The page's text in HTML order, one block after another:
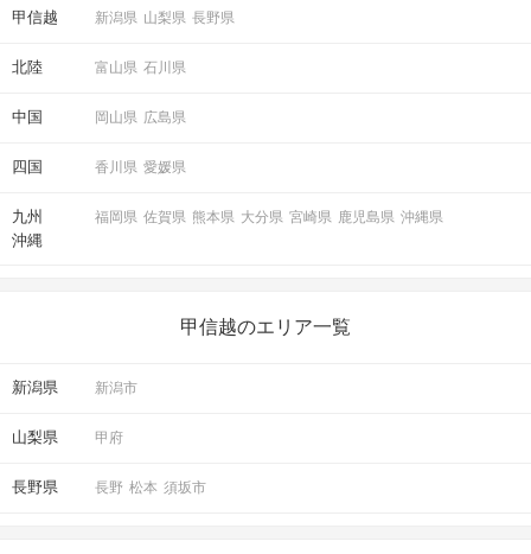
甲信越 新潟県 山梨県 長野県
北陸 富山県 石川県
中国 岡山県 広島県
四国 香川県 愛媛県
九州
沖縄
福岡県 佐賀県 熊本県 大分県 宮崎県 鹿児島県 沖縄県
甲信越のエリア一覧
新潟県 新潟市
山梨県 甲府
長野県 長野 松本 須坂市